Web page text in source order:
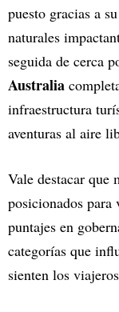
puesto gracias a
naturales
seguida de cerca
Australia
infraestructura
aventuras al aire
Vale destacar que
posicionados
puntajes en
categorías que
sienten los